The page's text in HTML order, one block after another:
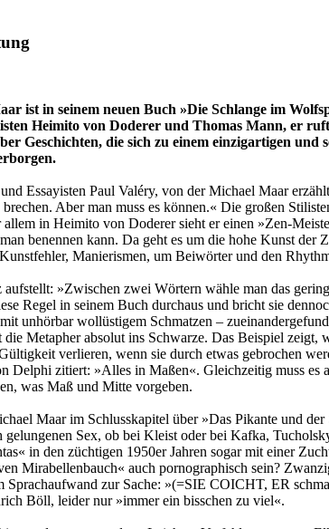
ist in seinem neuen Buch »Die Schlange im
Heimito von Doderer und Thomas Mann, er
Geschichten, die sich zu einem einzigartigen
Essayisten Paul Valéry, von der Michael Maar
Aber man muss es können.« Die großen
in Heimito von Doderer sieht er einen »Zen-
benennen kann. Da geht es um die hohe Kunst
Manierismen, um Beiwörter und den
»Zwischen zwei Wörtern wähle man das
Regel in seinem Buch durchaus und bricht sie
unhörbar wollüstigem Schmatzen –
Metapher absolut ins Schwarze. Das Beispiel
verlieren, wenn sie durch etwas gebrochen
Delphi zitiert: »Alles in Maßen«. Gleichzeitig muss
was Maß und Mitte vorgeben.
Maar im Schlusskapitel über »Das Pikante und
Sex, ob bei Kleist oder bei Kafka,
in den züchtigen 1950er Jahren sogar mit einer
Mirabellenbauch« auch pornographisch sein?
zur Sache: »(=SIE COICHT, ER
Böll, leider nur »immer ein bisschen zu viel«.